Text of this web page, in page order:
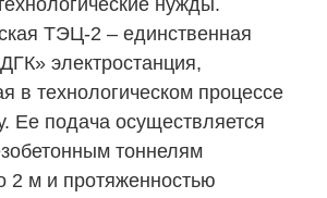
нужды.
ТЭЦ-2 – единственная
электростанция,
в технологическом процессе
Ее подача осуществляется
тоннелям
2 м и протяженностью